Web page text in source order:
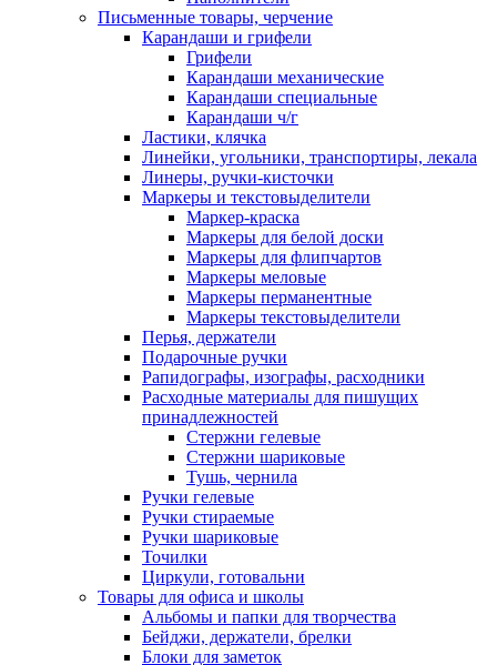
Письменные товары, черчение
Карандаши и грифели
Грифели
Карандаши механические
Карандаши специальные
Карандаши ч/г
Ластики, клячка
Линейки, угольники, транспортиры, лекала
Линеры, ручки-кисточки
Маркеры и текстовыделители
Маркер-краска
Маркеры для белой доски
Маркеры для флипчартов
Маркеры меловые
Маркеры перманентные
Маркеры текстовыделители
Перья, держатели
Подарочные ручки
Рапидографы, изографы, расходники
Расходные материалы для пишущих
принадлежностей
Стержни гелевые
Стержни шариковые
Тушь, чернила
Ручки гелевые
Ручки стираемые
Ручки шариковые
Точилки
Циркули, готовальни
Товары для офиса и школы
Альбомы и папки для творчества
Бейджи, держатели, брелки
Блоки для заметок